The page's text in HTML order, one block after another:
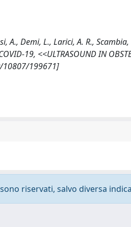
Demi, L., Larici, A. R.,
19, <<ULTRASOUND IN
10807/199671]
riservati, salvo diversa